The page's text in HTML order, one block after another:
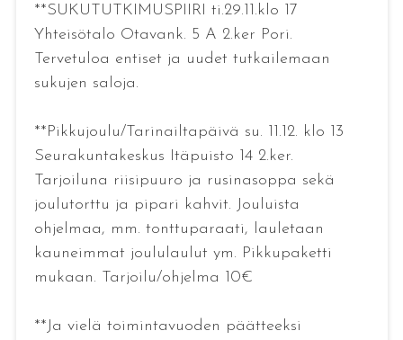
**SUKUTUTKIMUSPIIRI ti.29.11.klo 17
Yhteisötalo Otavank. 5 A 2.ker Pori.
Tervetuloa entiset ja uudet tutkailemaan
sukujen saloja.
**Pikkujoulu/Tarinailtapäivä su. 11.12. klo 13
Seurakuntakeskus Itäpuisto 14 2.ker.
Tarjoiluna riisipuuro ja rusinasoppa sekä
joulutorttu ja pipari kahvit. Jouluista
ohjelmaa, mm. tonttuparaati, lauletaan
kauneimmat joululaulut ym. Pikkupaketti
mukaan. Tarjoilu/ohjelma 10€
**Ja vielä toimintavuoden päätteeksi